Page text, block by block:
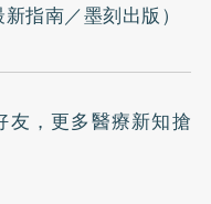
新指南／墨刻出版）
友 ，更多醫療新知搶